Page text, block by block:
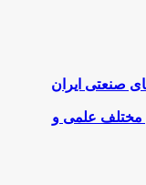
صنعتی ایران
مختلف علمی و